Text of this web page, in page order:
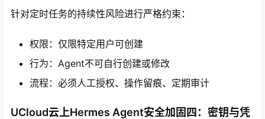
针对定时任务的持续性风险进行严格约束：
权限：仅限特定用户可创建
行为：Agent不可自行创建或修改
流程：必须人工授权、操作留痕、定期审计
UCloud云上Hermes Agent安全加固四：密钥与凭